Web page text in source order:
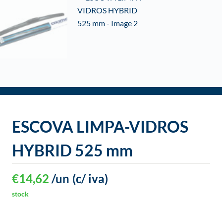
ESCOVA LIMPA-VIDROS
HYBRID 525 mm
€14,62 (c/ iva)
/un
stock